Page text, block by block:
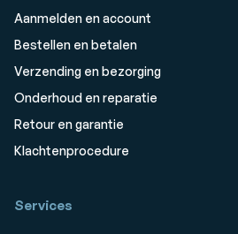
Aanmelden en account
Bestellen en betalen
Verzending en bezorging
Onderhoud en reparatie
Retour en garantie
Klachtenprocedure
Services